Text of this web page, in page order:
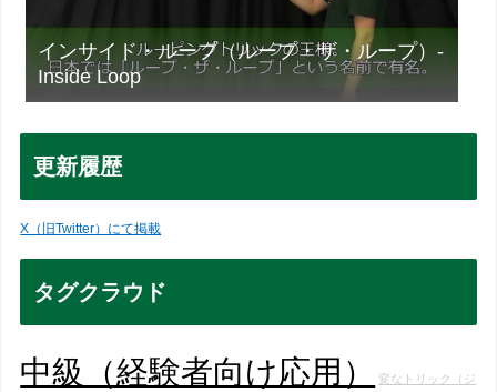
インサイド・ループ（ループ・ザ・ループ）-
Inside Loop
更新履歴
X（旧Twitter）にて掲載
タグクラウド
中級（経験者向け応用） 変なトリック（ジ